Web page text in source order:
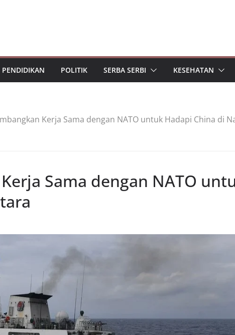
PENDIDIKAN POLITIK SERBA SERBI KESEHATAN
Kerja Sama dengan NATO untuk Hadapi China di
Sama dengan NATO